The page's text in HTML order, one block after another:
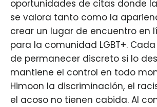
oportunidades de citas donde
se valora tanto como la
crear un lugar de encuentro en
para la comunidad LGBT+.
de permanecer discreto si lo
mantiene el control en todo
Himoon la discriminación, el
el acoso no tienen cabida. Al